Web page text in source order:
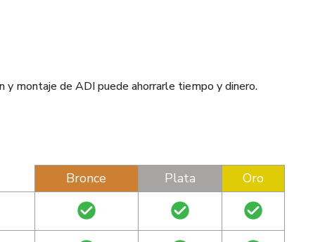
y montaje de ADI puede ahorrarle tiempo y dinero.
Bronce Plata Oro